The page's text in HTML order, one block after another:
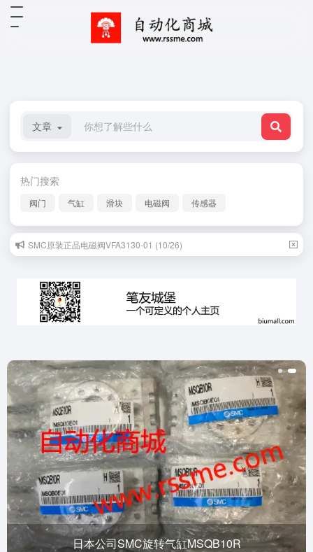
文章
热门搜索
阀门 气缸 滑块 电磁阀 传感器
SMC原装正品电磁阀VFA3130-01 (10/26)
日本公司SMC旋转气缸MSQB10R